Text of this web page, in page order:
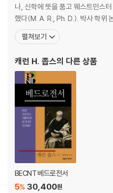
나, 신학에 뜻을 품고 웨스트민스
했다(M. A. R., Ph. D.). 박사 학위
기가 되어 NIVAC 에스더 주석을
회서신, ZECNT 요한서신 등 주석
지대한
펼쳐보기
캐런 H. 좁스의 다른 상품
BECNT 베드로전서
30,400원
5%